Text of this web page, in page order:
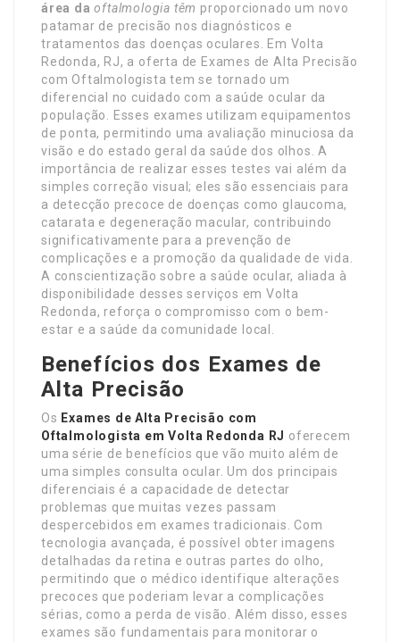
área da oftalmologia têm proporcionado um novo
patamar de precisão nos diagnósticos e
tratamentos das doenças oculares. Em Volta
Redonda, RJ, a oferta de Exames de Alta Precisão
com Oftalmologista tem se tornado um
diferencial no cuidado com a saúde ocular da
população. Esses exames utilizam equipamentos
de ponta, permitindo uma avaliação minuciosa da
visão e do estado geral da saúde dos olhos. A
importância de realizar esses testes vai além da
simples correção visual; eles são essenciais para
a detecção precoce de doenças como glaucoma,
catarata e degeneração macular, contribuindo
significativamente para a prevenção de
complicações e a promoção da qualidade de vida.
A conscientização sobre a saúde ocular, aliada à
disponibilidade desses serviços em Volta
Redonda, reforça o compromisso com o bem-
estar e a saúde da comunidade local.
Benefícios dos Exames de
Alta Precisão
Os Exames de Alta Precisão com
Oftalmologista em Volta Redonda RJ oferecem
uma série de benefícios que vão muito além de
uma simples consulta ocular. Um dos principais
diferenciais é a capacidade de detectar
problemas que muitas vezes passam
despercebidos em exames tradicionais. Com
tecnologia avançada, é possível obter imagens
detalhadas da retina e outras partes do olho,
permitindo que o médico identifique alterações
precoces que poderiam levar a complicações
sérias, como a perda de visão. Além disso, esses
exames são fundamentais para monitorar o